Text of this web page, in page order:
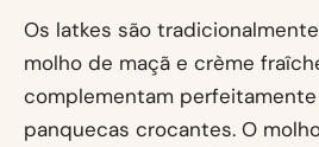
Os latkes são
molho de maçã e crème
complementam
panquecas crocantes. O